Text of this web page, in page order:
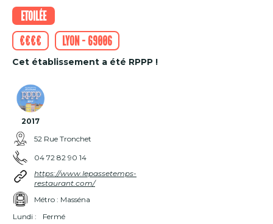
Etoilée
€€€€
Lyon - 69006
Cet établissement a été RPPP !
2017
52 Rue Tronchet
04 72 82 90 14
https://www.lepassetemps-
restaurant.com/
Métro : Masséna
Lundi :
Fermé